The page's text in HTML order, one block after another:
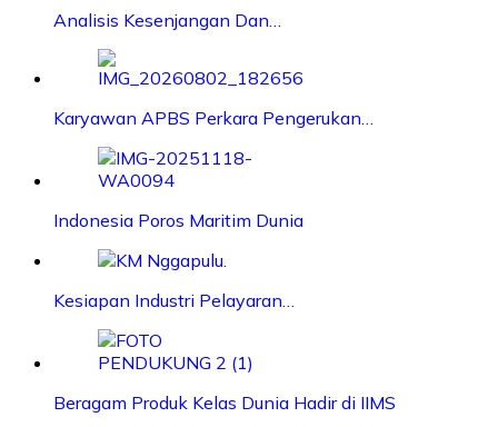
Analisis Kesenjangan Dan…
Karyawan APBS Perkara Pengerukan…
Indonesia Poros Maritim Dunia
Kesiapan Industri Pelayaran…
Beragam Produk Kelas Dunia Hadir di IIMS